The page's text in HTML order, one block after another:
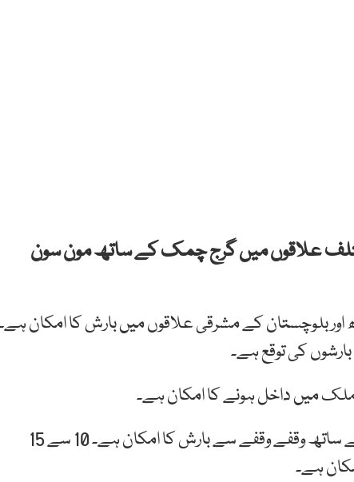
ملک کے مختلف علاقوں میں گرج چمک کے ساتھ مون سون
ہے کہ 8 اور 9 جولائی کو سندھ اور بلوچستان کے مشرقی علاقوں میں بارش کا امکان
10 سے 16 جولائی کشمیر میں تیز ہواؤں اور گرج چمک کے ساتھ وقفے وقفے سے بارش کا امکان ہے۔ 10 سے 15
ہے۔